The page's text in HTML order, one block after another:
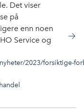
Det viser
på
enn noen
Service og
2023/forsiktige-